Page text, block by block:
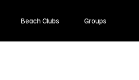
Beach Clubs Groups